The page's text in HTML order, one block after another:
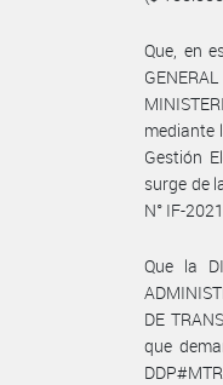
Que, en
mediante
Gestión
surge de
N° IF-
Que la
DE
que